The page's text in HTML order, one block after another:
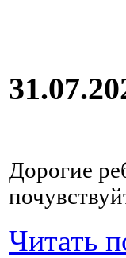
Дорогие
Читать